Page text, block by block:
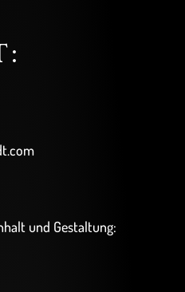
und Gestaltung: